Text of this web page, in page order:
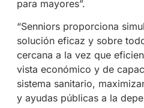
para mayores”.
“Senniors proporciona
solución eficaz y sobre
cercana a la vez que
vista económico y de
sistema sanitario,
y ayudas públicas a la